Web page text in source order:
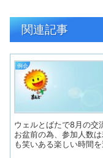
関連記事
例会
ウェルとばたで8月の
お盆前の為、参加人数
も笑いある楽しい時間